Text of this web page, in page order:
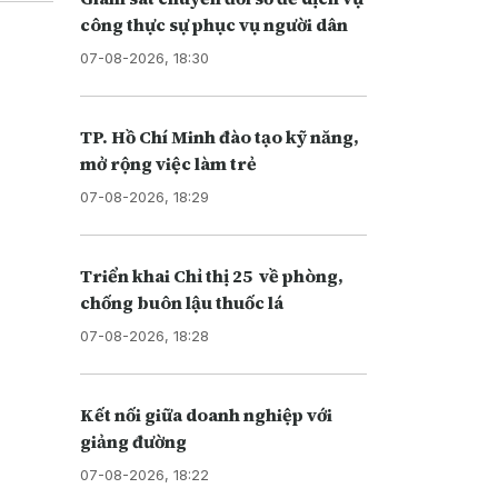
công thực sự phục vụ người dân
07-08-2026, 18:30
TP. Hồ Chí Minh đào tạo kỹ năng,
mở rộng việc làm trẻ
07-08-2026, 18:29
Triển khai Chỉ thị 25 về phòng,
chống buôn lậu thuốc lá
07-08-2026, 18:28
Kết nối giữa doanh nghiệp với
giảng đường
07-08-2026, 18:22